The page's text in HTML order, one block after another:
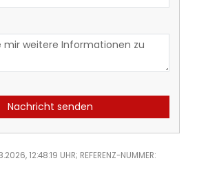
Nachricht senden
12:48:19 UHR; REFERENZ-NUMMER: